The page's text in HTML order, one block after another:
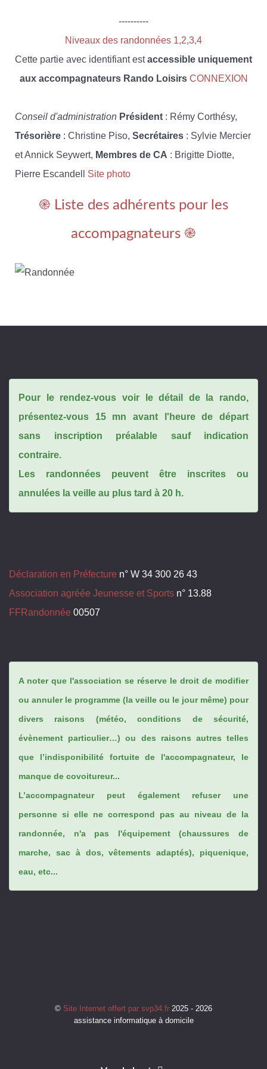
----------
Niveaux des randonnées 1,2,3,4
Cette partie avec identifiant estaccessible uniquement
aux accompagnateurs Rando Loisirs CONNEXION
Conseil d'administration Président : Rémy Corthésy,
Trésorière : Christine Piso, Secrétaires : Sylvie Mercier
et Annick Seywert, Membres de CA : Brigitte Diotte,
Pierre Escandell Site photo
֎ Liste des adhérents pour les
accompagnateurs ֎
Pour le rendez-vous voir le détail de la rando,
présentez-vous 15 mn avant l'heure de départ
sans inscription préalable sauf indication
contraire.
Les randonnées peuvent être inscrites ou
annulées la veille au plus tard à 20 h.
Déclaration en Préfecture n° W 34 300 26 43
Association agréée Jeunesse et Sports n° 13.88
FFRandonnée 00507
A noter que l'association se réserve le droit de modifier
ou annuler le programme (la veille ou le jour même) pour
divers raisons (météo, conditions de sécurité,
évènement particulier…) ou des raisons autres telles
que l’indisponibilité fortuite de l'accompagnateur, le
manque de covoitureur...
L’accompagnateur peut également refuser une
personne si elle ne correspond pas au niveau de la
randonnée, n'a pas l'équipement (chaussures de
marche, sac à dos, vêtements adaptés), piquenique,
eau, etc...
© Site Internet offert par svp34.fr 2025 - 2026
assistance informatique à domicile